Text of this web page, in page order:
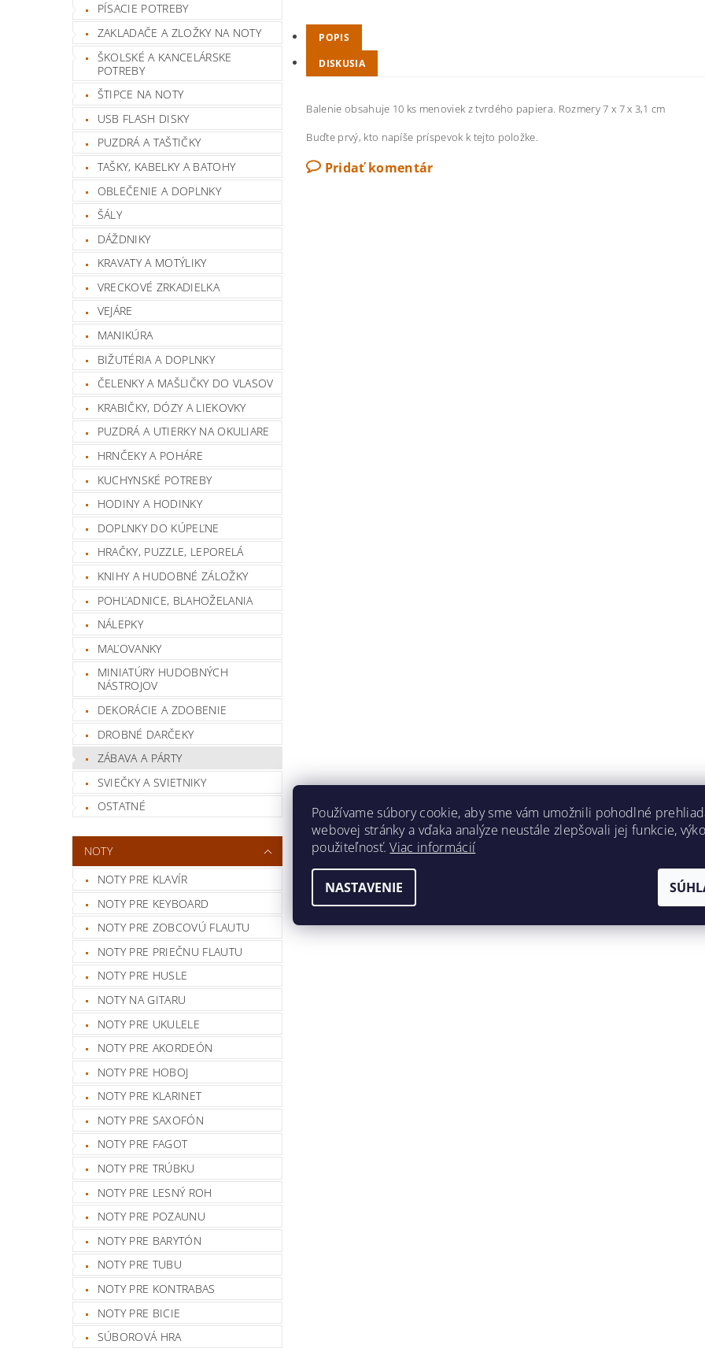
PÍSACIE POTREBY
ZAKLADAČE A ZLOŽKY NA NOTY
ŠKOLSKÉ A KANCELÁRSKE
POTREBY
ŠTIPCE NA NOTY
USB FLASH DISKY
PUZDRÁ A TAŠTIČKY
TAŠKY, KABELKY A BATOHY
OBLEČENIE A DOPLNKY
ŠÁLY
DÁŽDNIKY
KRAVATY A MOTÝLIKY
VRECKOVÉ ZRKADIELKA
VEJÁRE
MANIKÚRA
BIŽUTÉRIA A DOPLNKY
ČELENKY A MAŠLIČKY DO VLASOV
KRABIČKY, DÓZY A LIEKOVKY
PUZDRÁ A UTIERKY NA OKULIARE
HRNČEKY A POHÁRE
KUCHYNSKÉ POTREBY
HODINY A HODINKY
DOPLNKY DO KÚPEĽNE
HRAČKY, PUZZLE, LEPORELÁ
KNIHY A HUDOBNÉ ZÁLOŽKY
POHĽADNICE, BLAHOŽELANIA
NÁLEPKY
MAĽOVANKY
MINIATÚRY HUDOBNÝCH
NÁSTROJOV
DEKORÁCIE A ZDOBENIE
DROBNÉ DARČEKY
ZÁBAVA A PÁRTY
SVIEČKY A SVIETNIKY
OSTATNÉ
NOTY
NOTY PRE KLAVÍR
NOTY PRE KEYBOARD
NOTY PRE ZOBCOVÚ FLAUTU
NOTY PRE PRIEČNU FLAUTU
NOTY PRE HUSLE
NOTY NA GITARU
NOTY PRE UKULELE
NOTY PRE AKORDEÓN
NOTY PRE HOBOJ
NOTY PRE KLARINET
NOTY PRE SAXOFÓN
NOTY PRE FAGOT
NOTY PRE TRÚBKU
NOTY PRE LESNÝ ROH
NOTY PRE POZAUNU
NOTY PRE BARYTÓN
NOTY PRE TUBU
NOTY PRE KONTRABAS
NOTY PRE BICIE
SÚBOROVÁ HRA
POPIS
DISKUSIA
Balenie obsahuje 10 ks menoviek z tvrdého papiera. Rozmery 7 x 7 x 3,1 cm
Buďte prvý, kto napíše príspevok k tejto položke.
Pridať komentár
Používame súbory cookie, aby sme vám umožnili pohodlné
webovej stránky a vďaka analýze neustále zlepšovali jej funkcie,
použiteľnosť.Viac informácií
NASTAVENIE